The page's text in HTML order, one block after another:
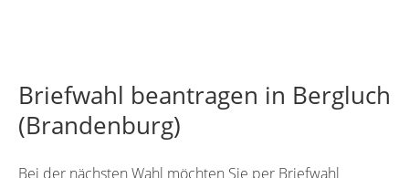
Briefwahl beantragen in Bergluch
(Brandenburg)
Bei der nächsten Wahl möchten Sie per Briefwahl